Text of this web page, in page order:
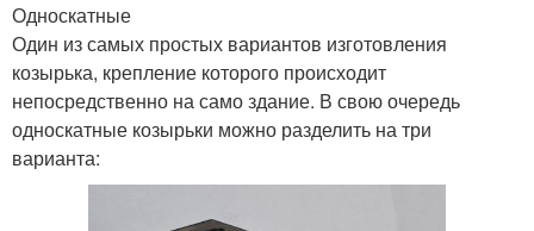
Односкатные
Один из самых простых вариантов изготовления
козырька, крепление которого происходит
непосредственно на само здание. В свою очередь
односкатные козырьки можно разделить на три
варианта: